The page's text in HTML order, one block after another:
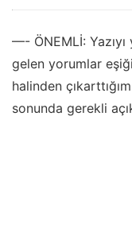
—- ÖNEMLİ:
gelen yorumlar
halinden
sonunda gerekli